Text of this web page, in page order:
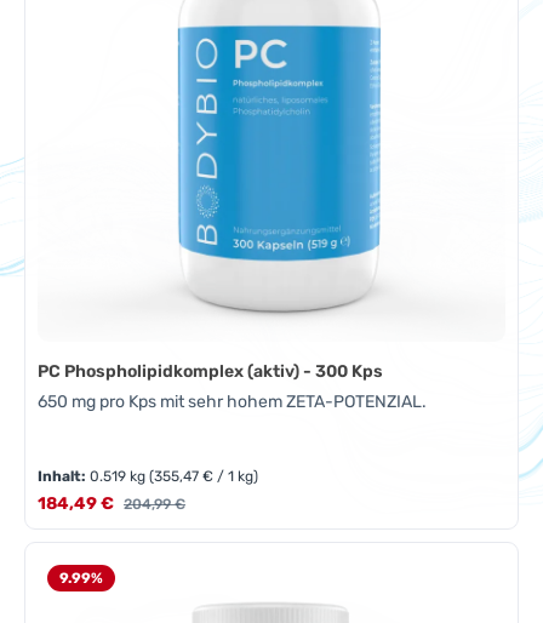
PC Phospholipidkomplex (aktiv) - 300 Kps
650 mg pro Kps mit sehr hohem ZETA-POTENZIAL.
Inhalt:0.519 kg(355,47 € / 1 kg)
Verkaufspreis:
184,49 € Regulärer Preis:
204,99 €
9.99%